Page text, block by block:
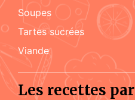
soupes
tartes sucrées
viande
Les recettes